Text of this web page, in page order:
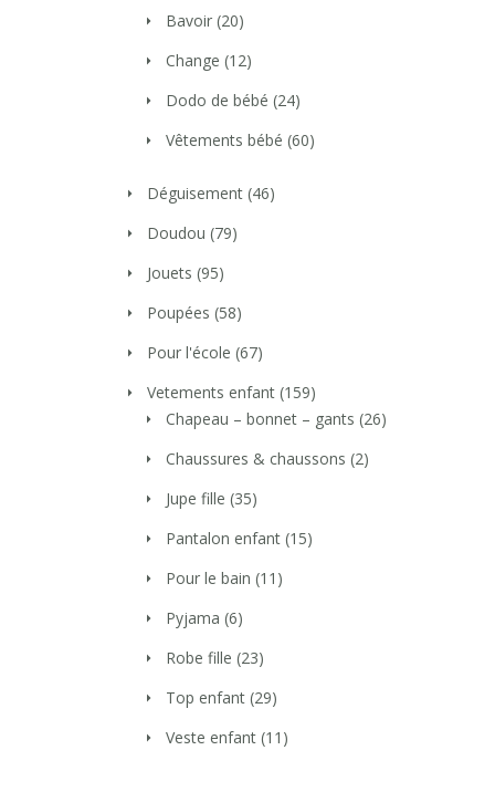
Bavoir (20)
Change (12)
Dodo de bébé (24)
Vêtements bébé (60)
Déguisement (46)
Doudou (79)
Jouets (95)
Poupées (58)
Pour l'école (67)
Vetements enfant (159)
Chapeau – bonnet – gants (26)
Chaussures & chaussons (2)
Jupe fille (35)
Pantalon enfant (15)
Pour le bain (11)
Pyjama (6)
Robe fille (23)
Top enfant (29)
Veste enfant (11)